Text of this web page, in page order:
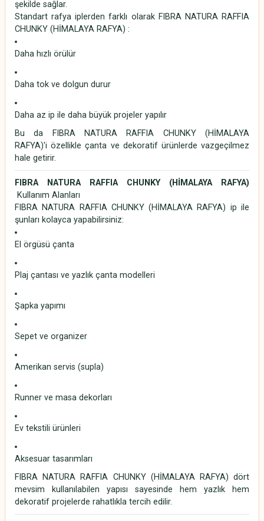
şekilde sağlar.
Standart rafya iplerden farklı olarak FIBRA NATURA RAFFIA
CHUNKY (HİMALAYA RAFYA) :
Daha hızlı örülür
Daha tok ve dolgun durur
Daha az ip ile daha büyük projeler yapılır
Bu da FIBRA NATURA RAFFIA CHUNKY (HİMALAYA
RAFYA)'i özellikle çanta ve dekoratif ürünlerde vazgeçilmez
hale getirir.
FIBRA NATURA RAFFIA CHUNKY (HİMALAYA RAFYA)
Kullanım Alanları
FIBRA NATURA RAFFIA CHUNKY (HİMALAYA RAFYA) ip ile
şunları kolayca yapabilirsiniz:
El örgüsü çanta
Plaj çantası ve yazlık çanta modelleri
Şapka yapımı
Sepet ve organizer
Amerikan servis (supla)
Runner ve masa dekorları
Ev tekstili ürünleri
Aksesuar tasarımları
FIBRA NATURA RAFFIA CHUNKY (HİMALAYA RAFYA) dört
mevsim kullanılabilen yapısı sayesinde hem yazlık hem
dekoratif projelerde rahatlıkla tercih edilir.